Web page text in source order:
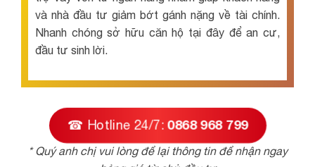
và nhà đầu tư giảm bớt gánh nặng về tài chính.
Nhanh chóng sở hữu căn hộ tại đây để an cư,
đầu tư sinh lời.
☎ Hotline 24/7: 0868 968 799
* Quý anh chị vui lòng để lại thông tin để nhận ngay